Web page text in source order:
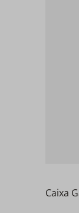
Caixa